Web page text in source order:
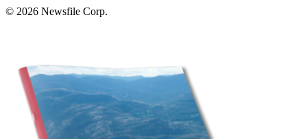
© 2026 Newsfile Corp.